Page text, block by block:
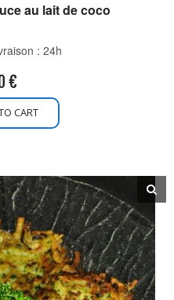
au lait de coco
: 24h
€
CART